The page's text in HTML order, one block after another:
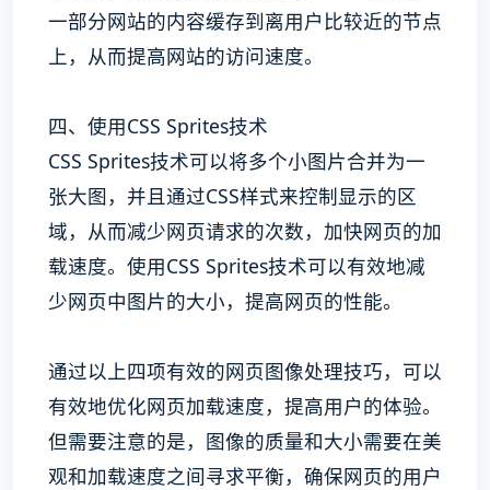
一部分网站的内容缓存到离用户比较近的节点
上，从而提高网站的访问速度。
四、使用CSS Sprites技术
CSS Sprites技术可以将多个小图片合并为一
张大图，并且通过CSS样式来控制显示的区
域，从而减少网页请求的次数，加快网页的加
载速度。使用CSS Sprites技术可以有效地减
少网页中图片的大小，提高网页的性能。
通过以上四项有效的网页图像处理技巧，可以
有效地优化网页加载速度，提高用户的体验。
但需要注意的是，图像的质量和大小需要在美
观和加载速度之间寻求平衡，确保网页的用户